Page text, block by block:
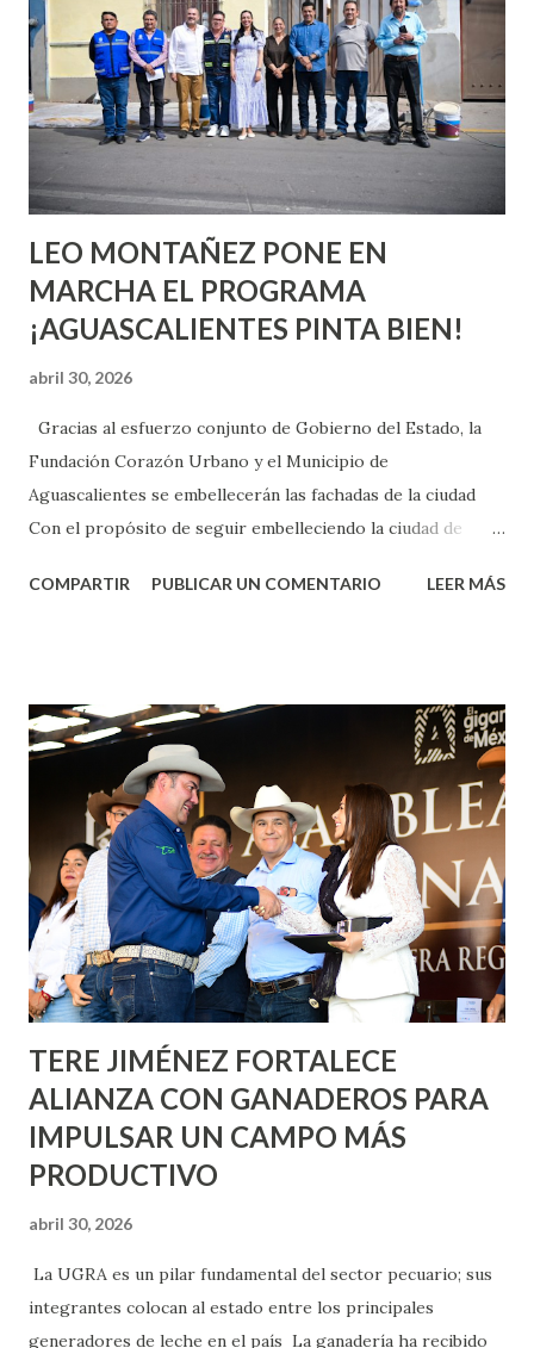
aprender y nuevas experiencias que conocer. Si eres una
chica y aún no has tenido relaciones sexuales, tal vez
pienses que el sexo será increíble y no puedas esperar para
experimentarlo, pero como cualquier persona con
experiencia te dirá, siempre es mejor cuando ambas partes
son suficientemen...
LEO MONTAÑEZ PONE EN
MARCHA EL PROGRAMA
¡AGUASCALIENTES PINTA BIEN!
abril 30, 2026
Gracias al esfuerzo conjunto de Gobierno del Estado, la
Fundación Corazón Urbano y el Municipio de
Aguascalientes se embellecerán las fachadas de la ciudad
Con el propósito de seguir embelleciendo la ciudad de
municipal, Leo Montañez dio inicio al programa
Corazón Urbano y el Municipio capital. Leo Montañez
informó que en este programa se usarán cerca de 90 mil
metros cuadrados de pintura, para dar inicio en la calle
Nieto, entre Jesús F. Elizondo y la calle 22 de Octubre, con
lo que se aplicará pintura en 66 casas. Posteriormente se
llevará este programa a Villas de Nuestra Señora de la
Asunción, Avenida Alameda y Decreto 27 de Septiembre, en
los edificios FOVISSSTE Ojo de Agua, en la comunidad
Norias de Paso Hondo y en los edificios de...
COMPARTIR PUBLICAR UN COMENTARIO LEER MÁS
TERE JIMÉNEZ FORTALECE
ALIANZA CON GANADEROS PARA
IMPULSAR UN CAMPO MÁS
PRODUCTIVO
abril 30, 2026
La UGRA es un pilar fundamental del sector pecuario; sus
integrantes colocan al estado entre los principales
generadores de leche en el país La ganadería ha recibido